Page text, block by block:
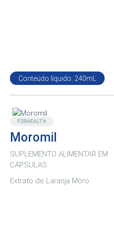
Conteúdo líquido: 240mL
Destaque
FORHEALTH
Moromil
SUPLEMENTO ALIMENTAR EM
CÁPSULAS
Extrato de Laranja Moro